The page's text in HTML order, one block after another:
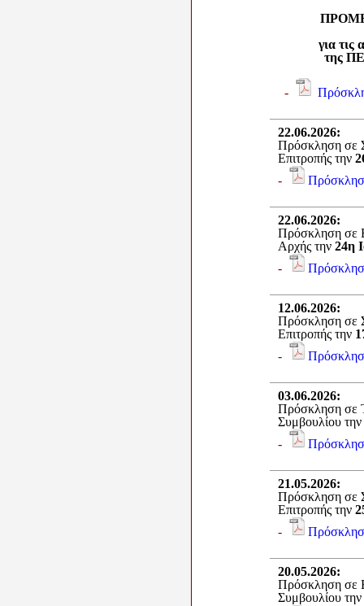
για
της ΠΕ
-
22.06.2026:
Πρόσκληση σε
Επιτροπής την
-
22.06.2026:
Πρόσκληση σε
Αρχής την 24η
-
12.06.2026:
Πρόσκληση σε
Επιτροπής την
-
03.06.2026:
Πρόσκληση σε
Συμβουλίου την
-
21.05.2026:
Πρόσκληση σε
Επιτροπής την
-
20.05.2026:
Πρόσκληση σε
Συμβουλίου την